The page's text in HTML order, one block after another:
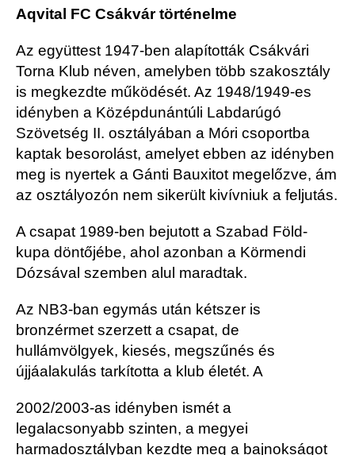
Aqvital FC Csákvár történelme
Az együttest 1947-ben alapították Csákvári
Torna Klub néven, amelyben több szakosztály
is megkezdte működését. Az 1948/1949-es
idényben a Középdunántúli Labdarúgó
Szövetség II. osztályában a Móri csoportba
kaptak besorolást, amelyet ebben az idényben
meg is nyertek a Gánti Bauxitot megelőzve, ám
az osztályozón nem sikerült kivívniuk a feljutás.
A csapat 1989-ben bejutott a Szabad Föld-
kupa döntőjébe, ahol azonban a Körmendi
Dózsával szemben alul maradtak.
Az NB3-ban egymás után kétszer is
bronzérmet szerzett a csapat, de
hullámvölgyek, kiesés, megszűnés és
újjáalakulás tarkította a klub életét. A
2002/2003-as idényben ismét a
legalacsonyabb szinten, a megyei
harmadosztályban kezdte meg a bajnokságot